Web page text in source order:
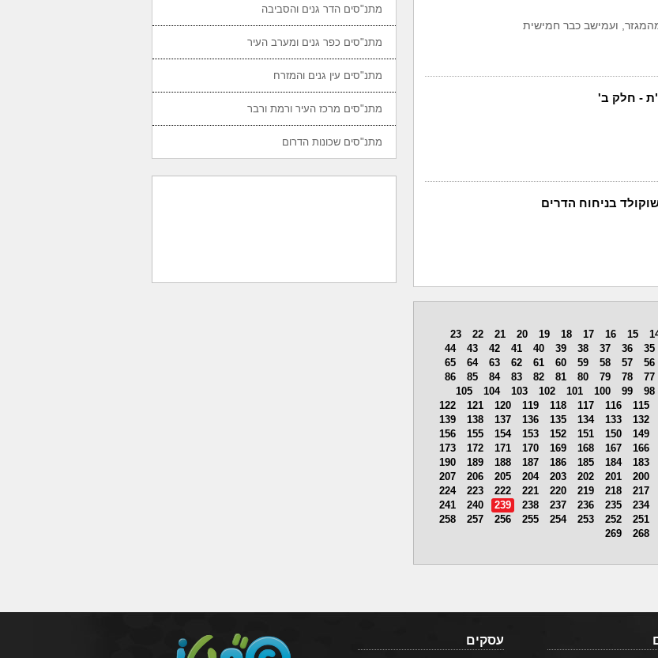
ועמישב כבר חמישית
בניחוח הדרים
15
16
17
18
19
20
21
22
23
35
36
37
38
39
40
41
42
43
44
56
57
58
59
60
61
62
63
64
65
77
78
79
80
81
82
83
84
85
86
98
99
100
101
102
103
104
105
115
116
117
118
119
120
121
122
132
133
134
135
136
137
138
139
149
150
151
152
153
154
155
156
166
167
168
169
170
171
172
173
183
184
185
186
187
188
189
190
200
201
202
203
204
205
206
207
217
218
219
220
221
222
223
224
234
235
236
237
238
239
240
241
251
252
253
254
255
256
257
258
268
269
מתנ"סים הדר גנים והסביבה
מתנ"סים כפר גנים ומערב העיר
מתנ"סים עין גנים והמזרח
מתנ"סים מרכז העיר ורמת ורבר
מתנ"סים שכונות הדרום
עסקים